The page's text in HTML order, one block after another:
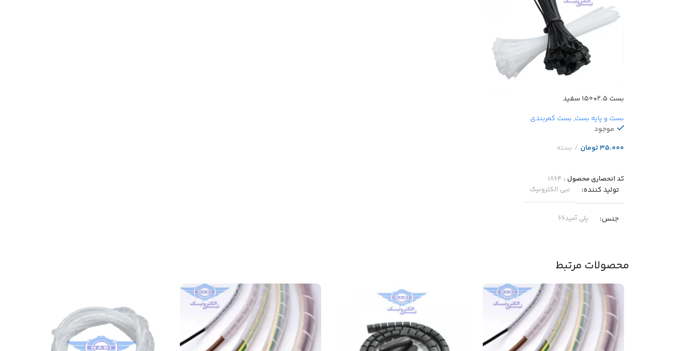
بست ۲.۵*۱۵۰ سفید
بست و پایه بست, بست کمربندی
موجود
تومان
کد انحصاری محصول : ۱۸۶۴
تولید کننده نبی الکترونیک
جنس پلی آمید۶۶
بسته بندی و منسجم کردن کالا یا اجسام
محصولات مرتبط